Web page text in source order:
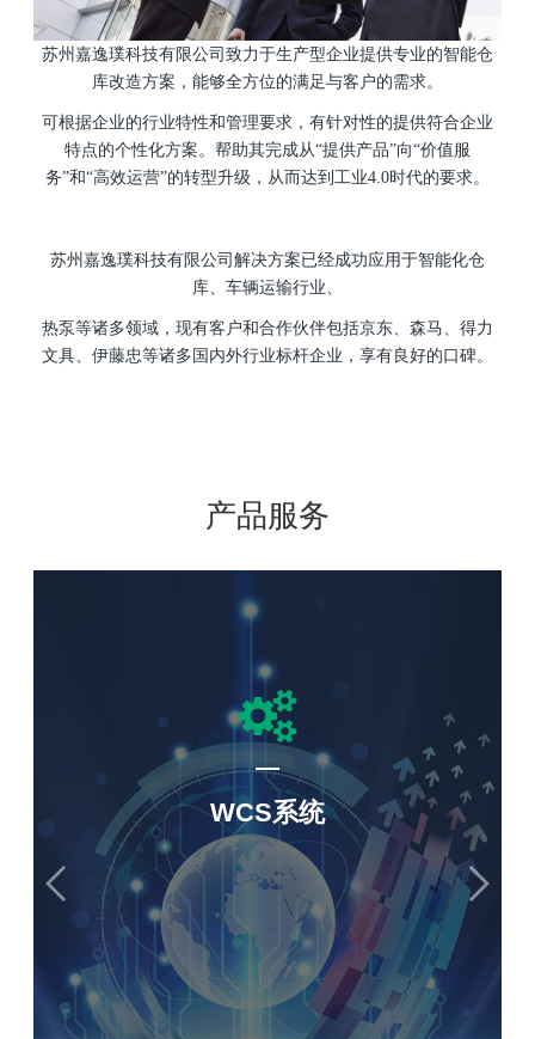
苏州嘉逸璞科技有限公司致力于生产型企业提供专业的智能仓
库改造方案，能够全方位的满足与客户的需求。
可根据企业的行业特性和管理要求，有针对性的提供符合企业
特点的个性化方案。 帮助其完成从“提供产品”向“价值服
务”和“高效运营”的转型升级，从而达到工业4.0时代的要求。
苏州嘉逸璞科技有限公司 解决方案已经成功应用于智能化仓
库、车辆运输行业、
热泵等诸多领域， 现有客户和合作伙伴包括京东、森马、得力
文具、伊藤忠等诸多国内外行业标杆企业，享有良好的口碑。
产品服务
WCS系统